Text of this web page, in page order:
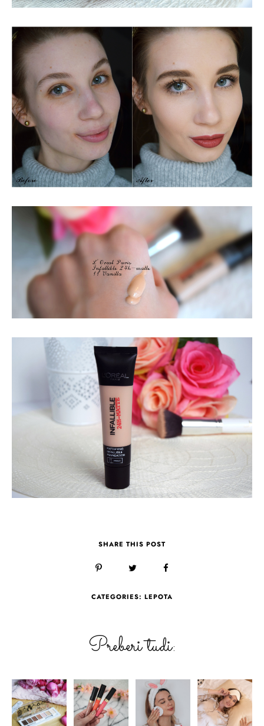
SHARE THIS POST
CATEGORIES: LEPOTA
Preberi tudi: